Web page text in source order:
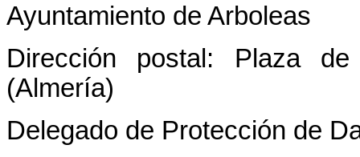
Ayuntamiento de Arboleas
Dirección postal: Plaza
(Almería)
Delegado de Protección de